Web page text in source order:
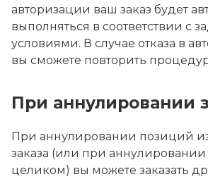
авторизации ваш заказ будет
выполняться в соответствии с
условиями. В случае отказа в
вы сможете повторить
При аннулировании
При аннулировании позиций
заказа (или при аннулировании
целиком) вы можете заказать